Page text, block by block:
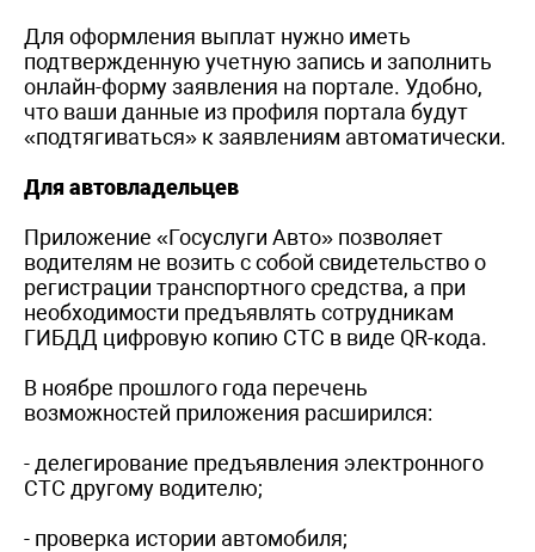
Для оформления выплат нужно иметь
подтвержденную учетную запись и заполнить
онлайн-форму заявления на портале. Удобно,
что ваши данные из профиля портала будут
«подтягиваться» к заявлениям автоматически.
Для автовладельцев
Приложение «Госуслуги Авто» позволяет
водителям не возить с собой свидетельство о
регистрации транспортного средства, а при
необходимости предъявлять сотрудникам
ГИБДД цифровую копию СТС в виде QR-кода.
В ноябре прошлого года перечень
возможностей приложения расширился:
- делегирование предъявления электронного
СТС другому водителю;
- проверка истории автомобиля;